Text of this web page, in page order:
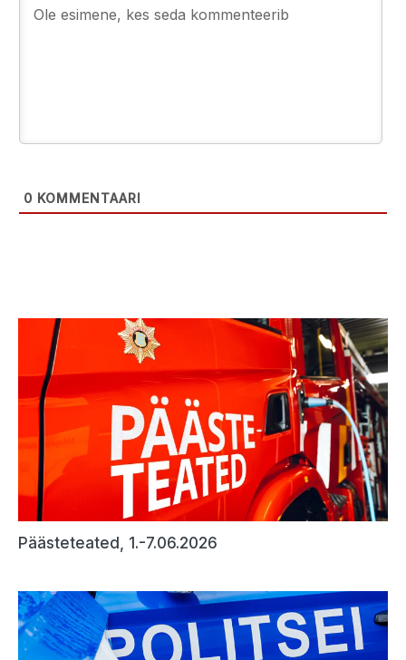
0 KOMMENTAARI
Päästeteated, 1.-7.06.2026